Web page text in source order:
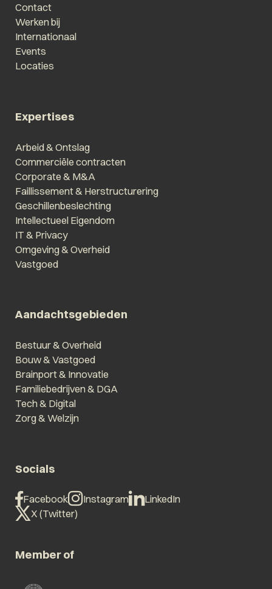
Contact
Werken bij
Internationaal
Events
Locaties
Expertises
Arbeid & Ontslag
Commerciële contracten
Corporate & M&A
Faillissement & Herstructurering
Geschillenbeslechting
Intellectueel Eigendom
IT & Privacy
Omgeving & Overheid
Vastgoed
Aandachtsgebieden
Bestuur & Overheid
Bouw & Vastgoed
Brainport & Innovatie
Familiebedrijven & DGA
Tech & Digital
Zorg & Welzijn
Socials
Facebook Instagram
LinkedIn
X (Twitter)
Member of